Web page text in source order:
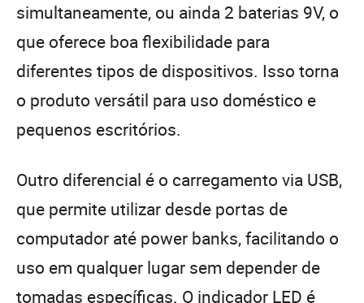
simultaneamente, ou ainda 2 baterias 9V, o
que oferece boa flexibilidade para
diferentes tipos de dispositivos. Isso torna
o produto versátil para uso doméstico e
pequenos escritórios.
Outro diferencial é o carregamento via USB,
que permite utilizar desde portas de
computador até power banks, facilitando o
uso em qualquer lugar sem depender de
tomadas específicas. O indicador LED é